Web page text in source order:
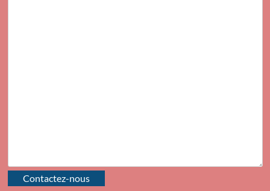
Contactez-nous